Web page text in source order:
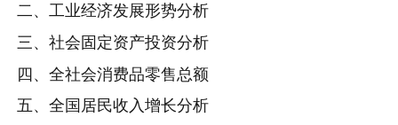
二、工业经济发展形势分析
三、社会固定资产投资分析
四、全社会消费品零售总额
五、全国居民收入增长分析